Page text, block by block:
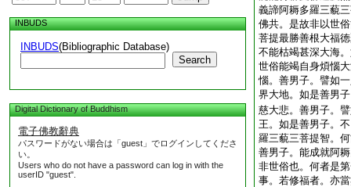
INBUDS
INBUDS(Bibliographic Database)
Search
Digital Dictionary of Buddhism
電子佛教辭典
パスワードがない場合は「guest」でログインしてくださ
い。
Users who do not have a password can log in with the
userID "guest".
義諦阿耨多羅三藐
佛共。是故非以世
菩提最勝善根大福
不能枯竭甚深大海
世俗能竭自身煩惱
惱。善男子。譬如
界大地。如是善男
慈大悲。善男子。
王。如是善男子。
羅三藐三菩提智。
善男子。能成就阿
非世俗也。何者是
事。若修福者。亦